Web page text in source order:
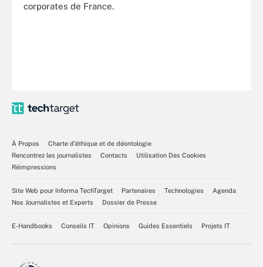
corporates de France.
À Propos
Charte d’éthique et de déontologie
Rencontrez les journalistes
Contacts
Utilisation Des Cookies
Réimpressions
Site Web pour Informa TechTarget Partenaires Technologies
Agenda
Nos Journalistes et Experts
Dossier de Presse
E-Handbooks Conseils IT Opinions Guides Essentiels Projets IT